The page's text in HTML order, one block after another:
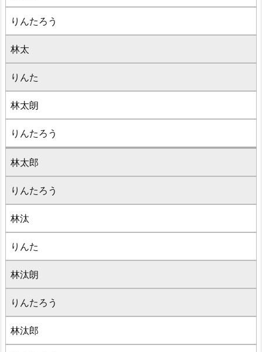
りんたろう
林太
りんた
林太朗
りんたろう
林太郎
りんたろう
林汰
りんた
林汰朗
りんたろう
林汰郎